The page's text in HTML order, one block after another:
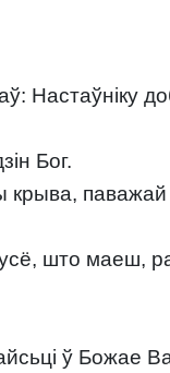
Настаўніку
Бог.
паважай
што маеш,
ў Божае